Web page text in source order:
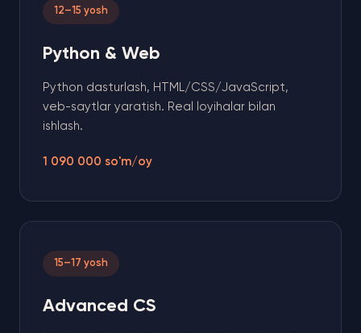
12–15 yosh
Python & Web
Python dasturlash, HTML/CSS/JavaScript,
veb-saytlar yaratish. Real loyihalar bilan
ishlash.
1 090 000 so'm/oy
15–17 yosh
Advanced CS